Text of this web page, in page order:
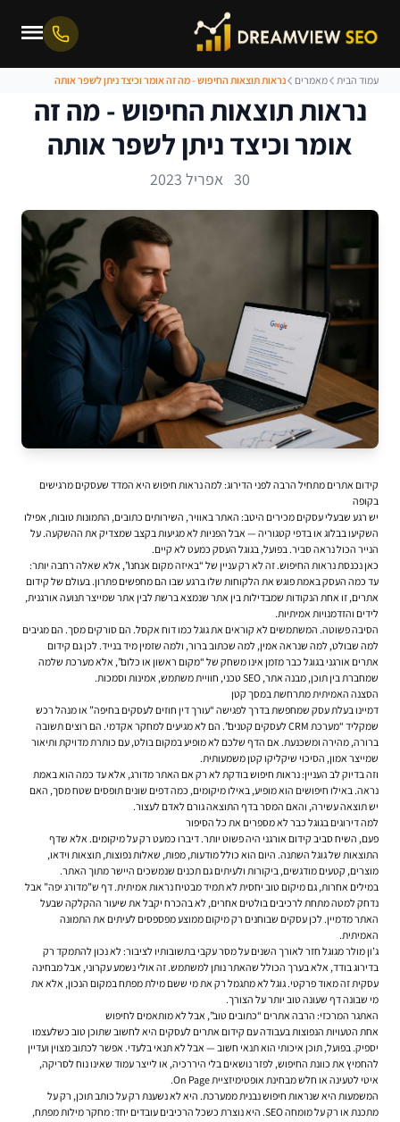
עמוד הבית מאמרים נראות תוצאות החיפוש - מה זה אומר וכיצד ניתן לשפר אותה
נראות תוצאות החיפוש - מה זה
אומר וכיצד ניתן לשפר אותה
30 אפריל 2023
קידום אתרים מתחיל הרבה לפני הדירוג: למה נראות חיפוש היא המדד שעסקים מרגישים
בקופה
יש רגע שבעלי עסקים מכירים היטב: האתר באוויר, השירותים כתובים, התמונות טובות, אפילו
השקיעו בבלוג או בדפי קטגוריה — אבל הפניות לא מגיעות בקצב שמצדיק את ההשקעה. על
הנייר הכול נראה סביר. בפועל, בגוגל העסק כמעט לא קיים.
כאן נכנסת נראות החיפוש. זה לא רק עניין של “באיזה מקום אנחנו”, אלא שאלה רחבה יותר:
עד כמה העסק באמת פוגש את הלקוחות שלו ברגע שבו הם מחפשים פתרון. בעולם של קידום
אתרים, זו אחת הנקודות שמבדילות בין אתר שנמצא ברשת לבין אתר שמייצר תנועה אורגנית,
לידים והזדמנויות אמיתיות.
הסיבה פשוטה. המשתמשים לא קוראים את גוגל כמו דוח אקסל. הם סורקים מסך. הם מגיבים
למה שבולט, למה שנראה אמין, למה שכתוב ברור, ולמה שזמין מיד בנייד. לכן גם קידום
אתרים אורגני בגוגל כבר מזמן אינו משחק של “מקום ראשון או כלום”, אלא מערכת שלמה
שמחברת בין תוכן, מבנה אתר, SEO טכני, חוויית משתמש, אמינות וסמכות.
הסצנה האמיתית מתרחשת במסך קטן
דמיינו בעלת עסק שמחפשת בדרך לפגישה “עורך דין חוזים לעסקים בחיפה” או מנהל רכש
שמקליד “מערכת CRM לעסקים קטנים”. הם לא מגיעים למחקר אקדמי. הם רוצים תשובה
ברורה, מהירה ומשכנעת. אם הדף שלכם לא מופיע במקום בולט, עם כותרת מדויקת ותיאור
שמייצר אמון, הסיכוי שיקליקו קטן משמעותית.
וזה בדיוק לב העניין: נראות חיפוש בודקת לא רק אם האתר מדורג, אלא עד כמה הוא באמת
נראה. באילו חיפושים הוא מופיע, באילו מיקומים, כמה דפים שונים תופסים שטח מסך, האם
יש תוצאה עשירה, והאם המסר בדף התוצאה גורם לאדם לעצור.
למה דירוגים בגוגל כבר לא מספרים את כל הסיפור
פעם, השיח סביב קידום אורגני היה פשוט יותר. דיברו כמעט רק על מיקומים. אלא שדף
התוצאות של גוגל השתנה. היום הוא כולל מודעות, מפות, שאלות נפוצות, תוצאות וידאו,
מוצרים, קטעים מודגשים, ביקורות ולעיתים גם תכנים שנמשכים היישר מתוך האתר.
במילים אחרות, גם מיקום טוב יחסית לא תמיד מבטיח נראות אמיתית. דף ש”מדורג יפה” אבל
נדחק למטה מתחת לרכיבים בולטים אחרים, לא בהכרח יקבל את שיעור ההקלקה שבעל
האתר מדמיין. לכן עסקים שבוחנים רק מיקום ממוצע מפספסים לעיתים את התמונה
האמיתית.
ג’ון מולר מגוגל חזר לאורך השנים על מסר עקבי בתשובותיו לציבור: לא נכון להתמקד רק
בדירוג בודד, אלא בערך הכולל שהאתר נותן למשתמש. זה אולי נשמע עקרוני, אבל מבחינה
עסקית זה מאוד פרקטי. גוגל לא מתגמל רק את מי ששם מילת מפתח במקום הנכון, אלא את
מי שבונה דף שעונה טוב יותר על הצורך.
האתגר המרכזי: הרבה אתרים “כתובים טוב”, אבל לא מותאמים לחיפוש
אחת הטעויות הנפוצות בעבודה עם קידום אתרים לעסקים היא לחשוב שתוכן טוב כשלעצמו
יספיק. בפועל, תוכן איכותי הוא תנאי חשוב — אבל לא תנאי בלעדי. אפשר לכתוב מצוין ועדיין
להחמיץ את כוונת החיפוש, לפזר נושאים בלי היררכיה, או לייצר עמוד שאינו נוח לסריקה,
איטי לטעינה או חלש מבחינת אופטימיזציית On Page.
המשמעות היא שנראות חיפוש נבנית ממערכת. היא לא נשענת רק על כותב תוכן, רק על
מתכנת או רק על מומחה SEO. היא נוצרת כשכל הרכיבים עובדים יחד: מחקר מילות מפתח,